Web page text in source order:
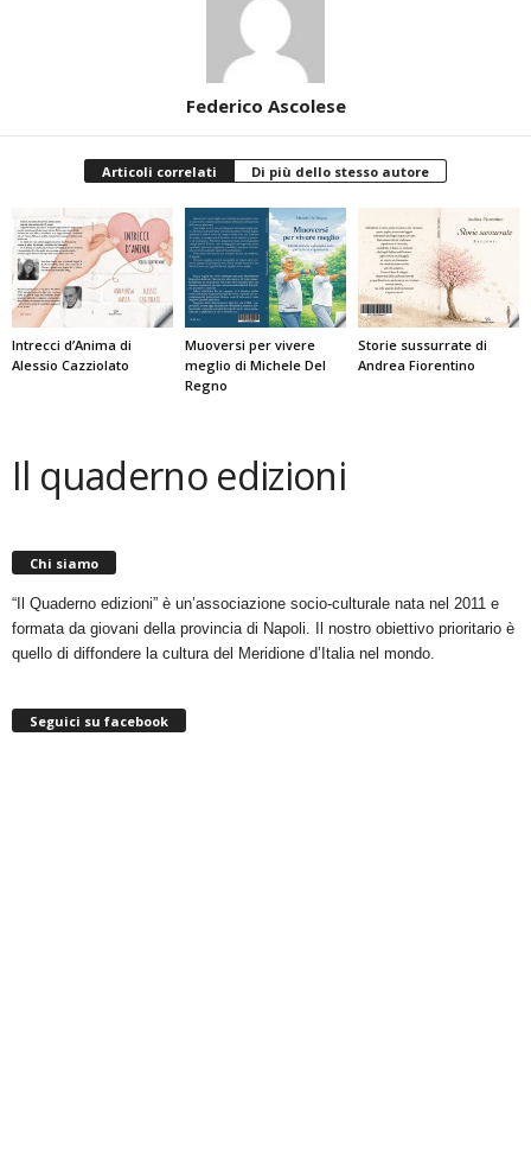
Federico Ascolese
Articoli correlati Di più dello stesso autore
Intrecci d’Anima di
Alessio Cazziolato
Muoversi per vivere
meglio di Michele Del
Regno
Storie sussurrate di
Andrea Fiorentino
Il quaderno edizioni
Chi siamo
“Il Quaderno edizioni” è un’associazione socio-culturale nata nel 2011 e
formata da giovani della provincia di Napoli. Il nostro obiettivo prioritario è
quello di diffondere la cultura del Meridione d’Italia nel mondo.
Seguici su facebook